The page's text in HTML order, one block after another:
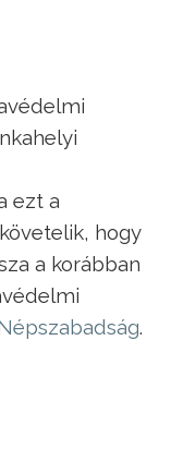
ezt a
hogy
a korábban
.